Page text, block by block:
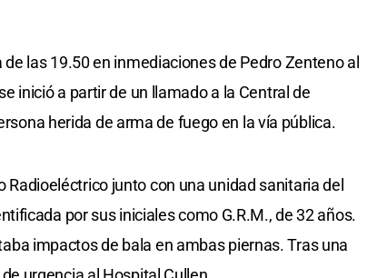
las 19.50 en inmediaciones de Pedro Zenteno al
inició a partir de un llamado a la Central de
herida de arma de fuego en la vía pública.
junto con una unidad sanitaria del
por sus iniciales como G.R.M., de 32 años.
impactos de bala en ambas piernas. Tras una